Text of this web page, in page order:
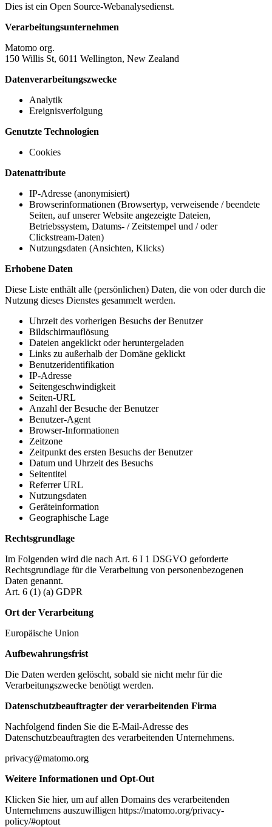
Dies ist ein Open Source-Webanalysedienst.
Verarbeitungsunternehmen
Matomo org.
150 Willis St, 6011 Wellington, New Zealand
Datenverarbeitungszwecke
Analytik
Ereignisverfolgung
Genutzte Technologien
Cookies
Datenattribute
IP-Adresse (anonymisiert)
Browserinformationen (Browsertyp, verweisende / beendete
Seiten, auf unserer Website angezeigte Dateien,
Betriebssystem, Datums- / Zeitstempel und / oder
Clickstream-Daten)
Nutzungsdaten (Ansichten, Klicks)
Erhobene Daten
Diese Liste enthält alle (persönlichen) Daten, die von oder durch die
Nutzung dieses Dienstes gesammelt werden.
Uhrzeit des vorherigen Besuchs der Benutzer
Bildschirmauflösung
Dateien angeklickt oder heruntergeladen
Links zu außerhalb der Domäne geklickt
Benutzeridentifikation
IP-Adresse
Seitengeschwindigkeit
Seiten-URL
Anzahl der Besuche der Benutzer
Benutzer-Agent
Browser-Informationen
Zeitzone
Zeitpunkt des ersten Besuchs der Benutzer
Datum und Uhrzeit des Besuchs
Seitentitel
Referrer URL
Nutzungsdaten
Geräteinformation
Geographische Lage
Rechtsgrundlage
Im Folgenden wird die nach Art. 6 I 1 DSGVO geforderte
Rechtsgrundlage für die Verarbeitung von personenbezogenen
Daten genannt.
Art. 6 (1) (a) GDPR
Ort der Verarbeitung
Europäische Union
Aufbewahrungsfrist
Die Daten werden gelöscht, sobald sie nicht mehr für die
Verarbeitungszwecke benötigt werden.
Datenschutzbeauftragter der verarbeitenden Firma
Nachfolgend finden Sie die E-Mail-Adresse des
Datenschutzbeauftragten des verarbeitenden Unternehmens.
privacy@matomo.org
Weitere Informationen und Opt-Out
Klicken Sie hier, um auf allen Domains des verarbeitenden
Unternehmens auszuwilligen https://matomo.org/privacy-
policy/#optout